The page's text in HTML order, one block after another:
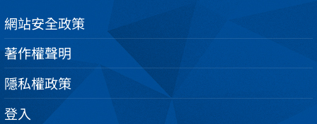
網站安全政策
著作權聲明
隱私權政策
登入